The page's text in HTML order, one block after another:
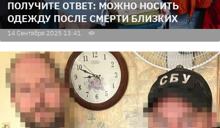
ПОЛУЧИТЕ ОТВЕТ: МОЖНО НОСИТЬ
ОДЕЖДУ ПОСЛЕ СМЕРТИ БЛИЗКИХ
14 Сентября 2025 13:41